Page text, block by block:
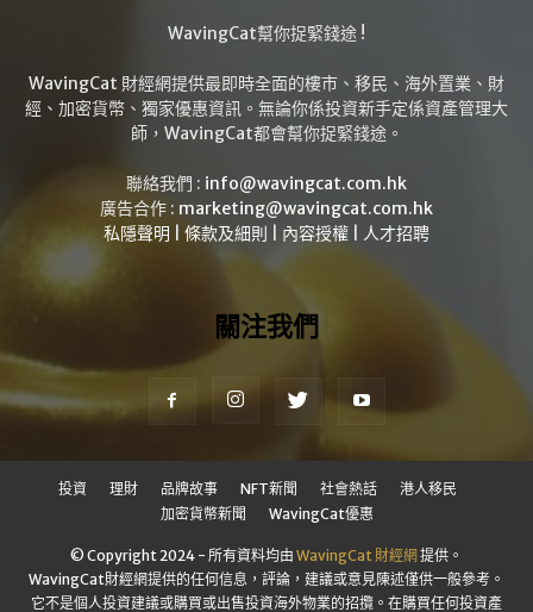
WavingCat幫你捉緊錢途 !
WavingCat 財經網提供最即時全面的樓市、移民、海外置業、財
經、加密貨幣、獨家優惠資訊。無論你係投資新手定係資產管理大
師，WavingCat都會幫你捉緊錢途。
聯絡我們 : info@wavingcat.com.hk
廣告合作 : marketing@wavingcat.com.hk
私隱聲明
條款及細則 內容授權 人才招聘
關注我們
投資 理財 品牌故事 NFT新聞 社會熱話
港人移民
加密貨幣新聞
WavingCat優惠
© Copyright 2024 - 所有資料均由 WavingCat 財經網 提供。
WavingCat財經網提供的任何信息，評論，建議或意見陳述僅供一般參考。
它不是個人投資建議或購買或出售投資海外物業的招攬。在購買任何投資產